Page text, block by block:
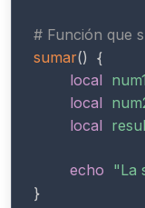
# Función que
sumar() {
local num1
local
local
echo "La
}